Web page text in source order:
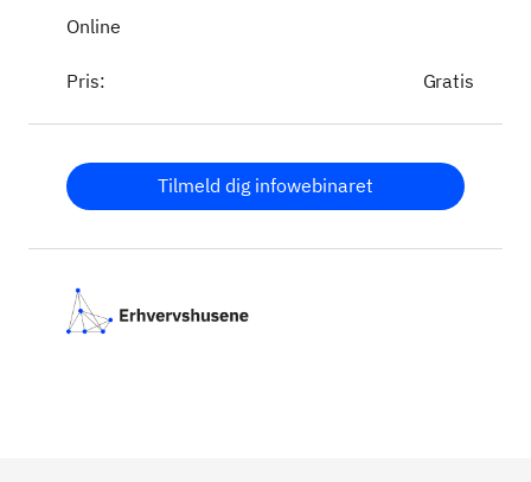
Online
Pris: Gratis
Tilmeld dig infowebinaret